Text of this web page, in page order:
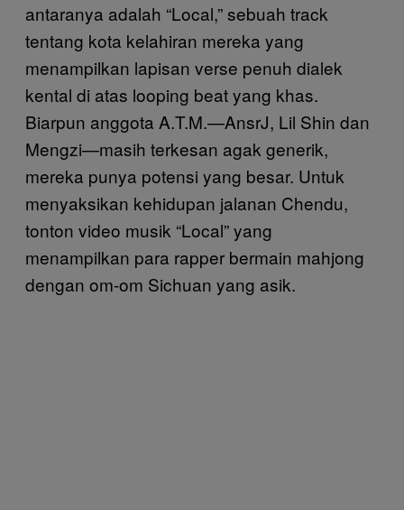
antaranya adalah “Local,” sebuah track
tentang kota kelahiran mereka yang
menampilkan lapisan verse penuh dialek
kental di atas looping beat yang khas.
Biarpun anggota A.T.M.—AnsrJ, Lil Shin dan
Mengzi—masih terkesan agak generik,
mereka punya potensi yang besar. Untuk
menyaksikan kehidupan jalanan Chendu,
tonton video musik “Local” yang
menampilkan para rapper bermain mahjong
dengan om-om Sichuan yang asik.